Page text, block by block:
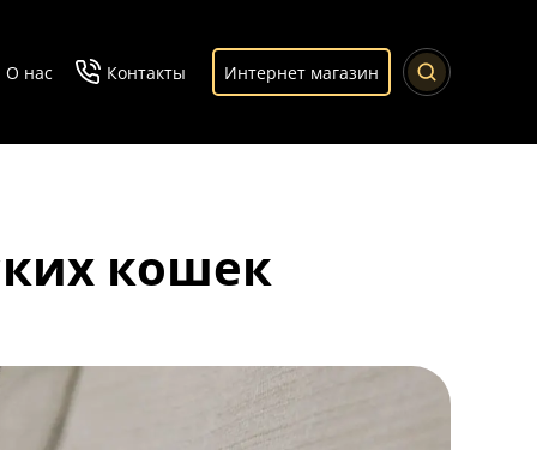
О нас Контакты Интернет магазин
кошек